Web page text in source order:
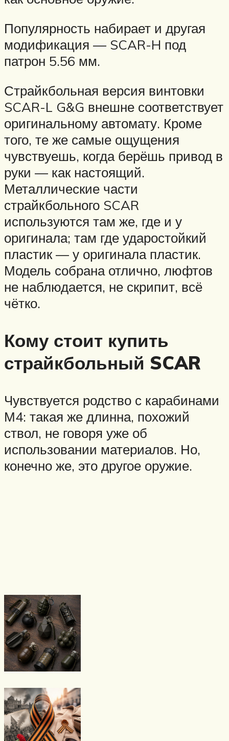
Популярность набирает и другая
модификация — SCAR-H под
патрон 5.56 мм.
Страйкбольная версия винтовки
SCAR-L G&G внешне соответствует
оригинальному автомату. Кроме
того, те же самые ощущения
чувствуешь, когда берёшь привод в
руки — как настоящий.
Металлические части
страйкбольного SCAR
используются там же, где и у
оригинала; там где ударостойкий
пластик — у оригинала пластик.
Модель собрана отлично, люфтов
не наблюдается, не скрипит, всё
чётко.
Кому стоит купить
страйкбольный SCAR
Чувствуется родство с карабинами
М4: такая же длинна, похожий
ствол, не говоря уже об
использовании материалов. Но,
конечно же, это другое оружие.